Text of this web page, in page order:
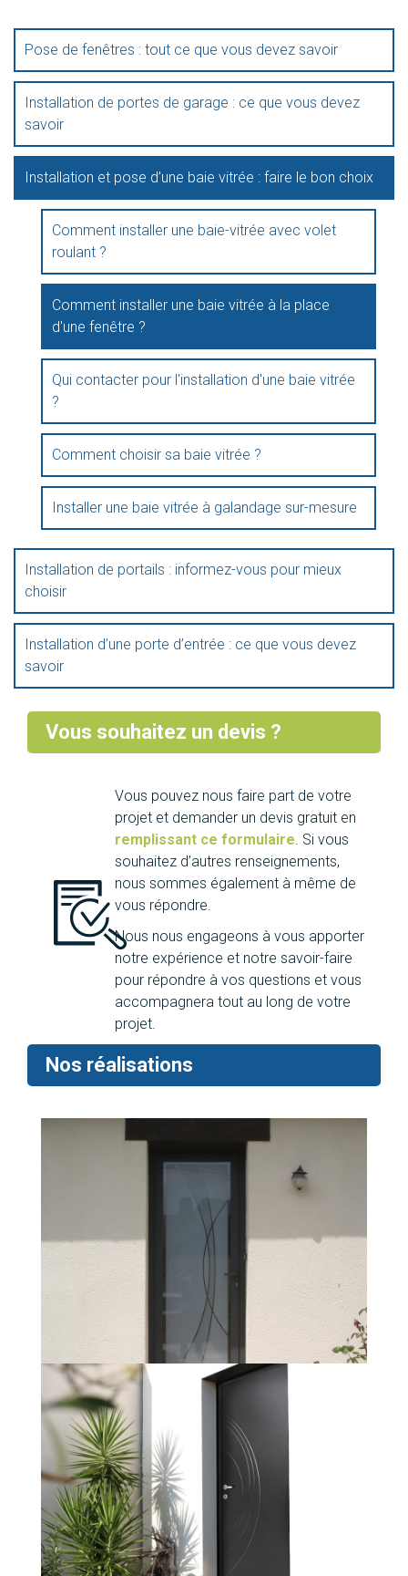
Pose de fenêtres : tout ce que vous devez savoir
Installation de portes de garage : ce que vous devez
savoir
Installation et pose d’une baie vitrée : faire le bon choix
Comment installer une baie-vitrée avec volet
roulant ?
Comment installer une baie vitrée à la place
d'une fenêtre ?
Qui contacter pour l'installation d'une baie vitrée
?
Comment choisir sa baie vitrée ?
Installer une baie vitrée à galandage sur-mesure
Installation de portails : informez-vous pour mieux
choisir
Installation d’une porte d’entrée : ce que vous devez
savoir
Vous souhaitez un devis ?
Vous pouvez nous faire part de votre
projet et demander un devis gratuit en
remplissant ce formulaire. Si vous
souhaitez d’autres renseignements,
nous sommes également à même de
vous répondre.
Nous nous engageons à vous apporter
notre expérience et notre savoir-faire
pour répondre à vos questions et vous
accompagnera tout au long de votre
projet.
Nos réalisations